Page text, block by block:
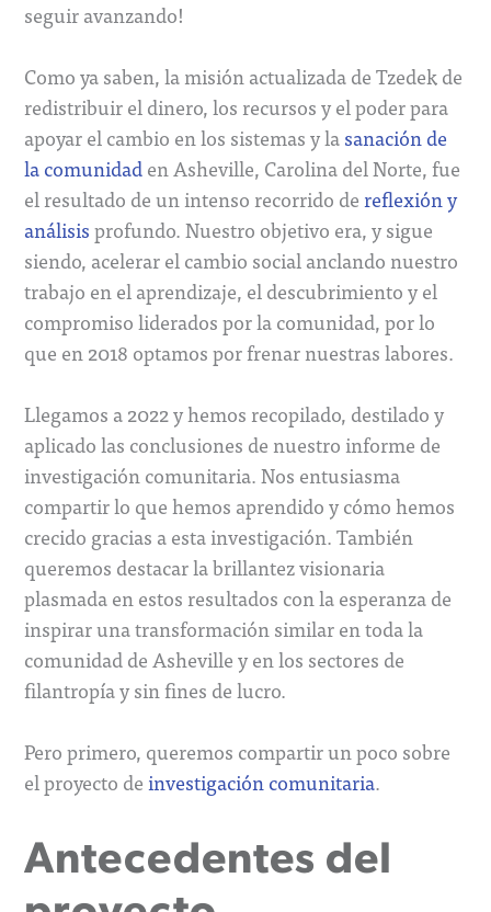
seguir avanzando!
Como ya saben, la misión actualizada de Tzedek de
redistribuir el dinero, los recursos y el poder para
apoyar el cambio en los sistemas y la sanación de
la comunidad en Asheville, Carolina del Norte, fue
el resultado de un intenso recorrido dereflexión y
análisis profundo. Nuestro objetivo era, y sigue
siendo, acelerar el cambio social anclando nuestro
trabajo en el aprendizaje, el descubrimiento y el
compromiso liderados por la comunidad, por lo
que en 2018 optamos por frenar nuestras labores.
Llegamos a 2022 y hemos recopilado, destilado y
aplicado las conclusiones de nuestro informe de
investigación comunitaria. Nos entusiasma
compartir lo que hemos aprendido y cómo hemos
crecido gracias a esta investigación. También
queremos destacar la brillantez visionaria
plasmada en estos resultados con la esperanza de
inspirar una transformación similar en toda la
comunidad de Asheville y en los sectores de
filantropía y sin fines de lucro.
Pero primero, queremos compartir un poco sobre
el proyecto deinvestigación comunitaria.
Antecedentes del